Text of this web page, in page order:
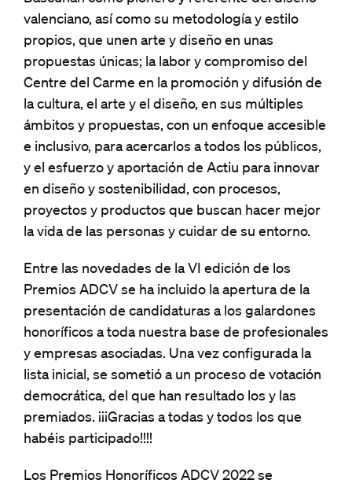
valenciano, así como su metodología y estilo
propios, que unen arte y diseño en unas
propuestas únicas; la labor y compromiso del
Centre del Carme en la promoción y difusión de
la cultura, el arte y el diseño, en sus múltiples
ámbitos y propuestas, con un enfoque accesible
e inclusivo, para acercarlos a todos los públicos,
y el esfuerzo y aportación de Actiu para innovar
en diseño y sostenibilidad, con procesos,
proyectos y productos que buscan hacer mejor
la vida de las personas y cuidar de su entorno.
Entre las novedades de la VI edición de los
Premios ADCV se ha incluido la apertura de la
presentación de candidaturas a los galardones
honoríficos a toda nuestra base de profesionales
y empresas asociadas. Una vez configurada la
lista inicial, se sometió a un proceso de votación
democrática, del que han resultado los y las
premiados. ¡¡¡Gracias a todas y todos los que
habéis participado!!!!
Los Premios Honoríficos ADCV 2022 se